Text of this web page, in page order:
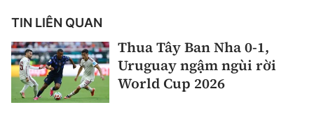
TIN LIÊN QUAN
Thua Tây Ban Nha 0-1,
Uruguay ngậm ngùi rời
World Cup 2026